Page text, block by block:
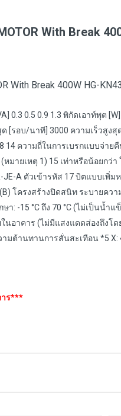
With Break
With Break 400W HG-
0.3 0.5 0.9 1.3 พิกัดเอาท์พุต
ด [รอบ/นาที] 3000 ความเร็วสู
14 ความถี่ในการเบรกแบบจ่า
หมายเหตุ 1) 15 เท่าหรือน้อยก
JE-A ตัวเข้ารหัส 17 บิตแบบเ
โครงสร้างปิดสนิท ระบายควา
ษา: -15 °C ถึง 70 °C (ไม่เป็นน้
อาคาร (ไม่มีแสงแดดส่องถึงโ
มต้านทานการสั่นสะเทือน *5 X:
ร***